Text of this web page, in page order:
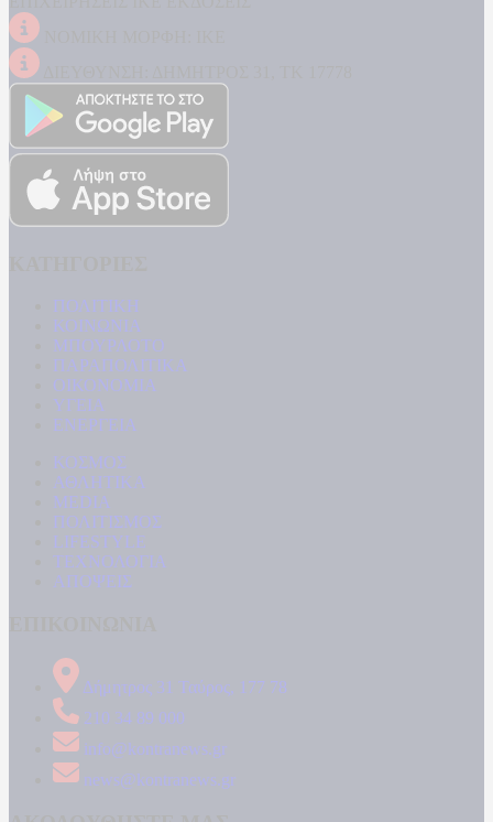
ΠΟΛΙΤΙΚΗ
ΚΟΙΝΩΝΙΑ
ΜΠΟΥΡΛΟΤΟ
ΠΑΡΑΠΟΛΙΤΙΚΑ
ΟΙΚΟΝΟΜΙΑ
ΥΓΕΙΑ
ΕΝΕΡΓΕΙΑ
ΚΟΣΜΟΣ
ΑΘΛΗΤΙΚΑ
MEDIA
ΠΟΛΙΤΙΣΜΟΣ
LIFESTYLE
ΤΕΧΝΟΛΟΓΙΑ
ΑΠΟΨΕΙΣ
Δήμητρος 31 Ταύρος, 177 78
210 34 89 000
info@kontranews.gr
news@kontranews.gr